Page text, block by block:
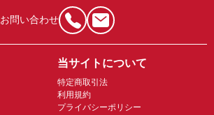
お問い合わせ
当サイトについて
特定商取引法
利用規約
プライバシーポリシー